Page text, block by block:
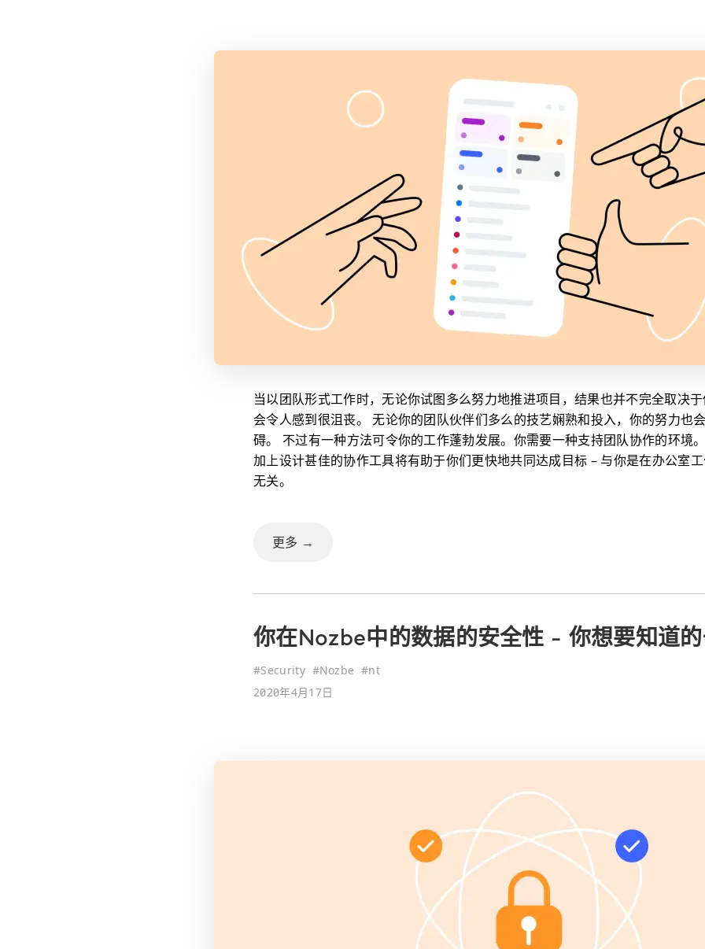
当以团队形式工作时，无论你试图多么努力地推进项目，结果也并不完全取决
会令人感到很沮丧。 无论你的团队伙伴们多么的技艺娴熟和投入，你的努力也
碍。 不过有一种方法可令你的工作蓬勃发展。你需要一种支持团队协作的环境
加上设计甚佳的协作工具将有助于你们更快地共同达成目标 – 与你是在办公室
无关。
更多 →
你在Nozbe中的数据的安全性 - 你想要知道
#Security#Nozbe #nt
2020年4月17日